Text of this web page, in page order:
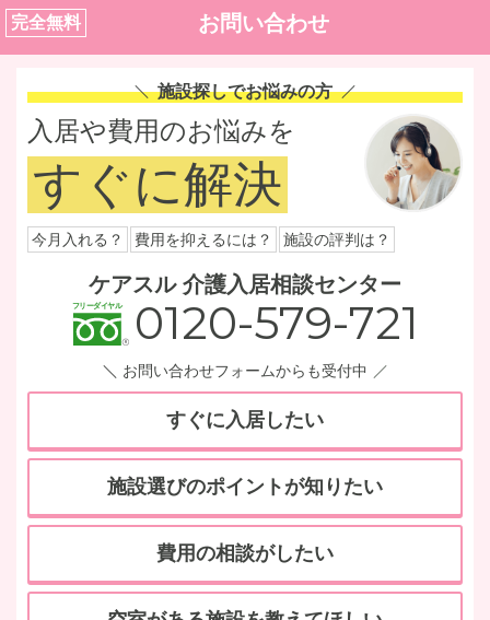
完全無料 お問い合わせ
施設探しでお悩みの方
入居や費用のお悩みを
すぐに解決
今月入れる？ 費用を抑えるには？ 施設の評判は？
ケアスル 介護入居相談センター
0120-579-721
お問い合わせフォームからも受付中
すぐに入居したい
施設選びのポイントが知りたい
費用の相談がしたい